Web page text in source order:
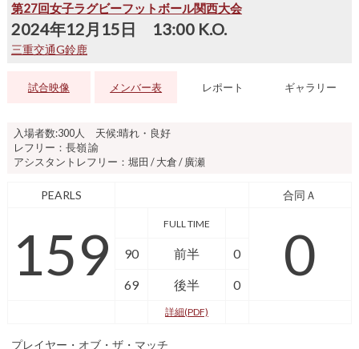
第27回女子ラグビーフットボール関西大会
2024年12月15日 13:00 K.O.
三重交通G鈴鹿
試合映像 メンバー表 レポート ギャラリー
入場者数:300人 天候:晴れ・良好
レフリー：長嶺 諭
アシスタントレフリー：堀田 / 大倉 / 廣瀬
PEARLS 合同Ａ
159 FULL TIME 0
90 前半 0
69 後半 0
詳細(PDF)
プレイヤー・オブ・ザ・マッチ